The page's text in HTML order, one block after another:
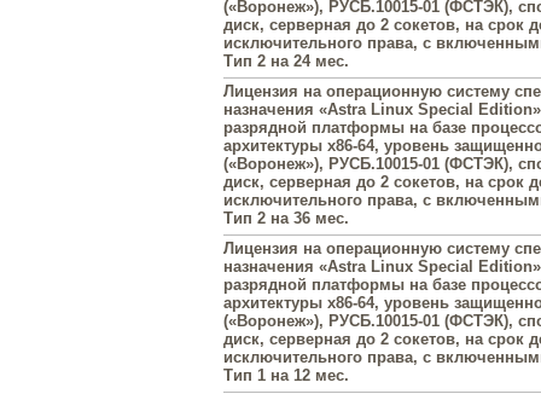
(«Воронеж»), РУСБ.10015-01 (ФСТЭК),
диск, серверная до 2 сокетов, на срок
исключительного права, с
Тип 2 на 24 мес.
Лицензия на операционную систему
назначения «Astra Linux Special
разрядной платформы на базе
архитектуры х86-64, уровень
(«Воронеж»), РУСБ.10015-01 (ФСТЭК),
диск, серверная до 2 сокетов, на срок
исключительного права, с
Тип 2 на 36 мес.
Лицензия на операционную систему
назначения «Astra Linux Special
разрядной платформы на базе
архитектуры х86-64, уровень
(«Воронеж»), РУСБ.10015-01 (ФСТЭК),
диск, серверная до 2 сокетов, на срок
исключительного права, с
Тип 1 на 12 мес.